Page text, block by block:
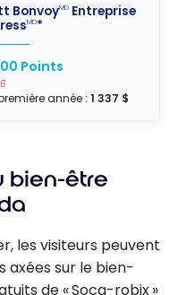
BonvoyMD Entreprise
MD*
Points
année : 1 337 $
bien-être
les visiteurs peuvent
axées sur le bien-
de « Soca-robix »